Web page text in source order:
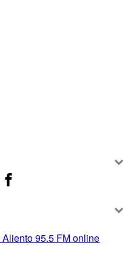
Aliento 95.5 FM online